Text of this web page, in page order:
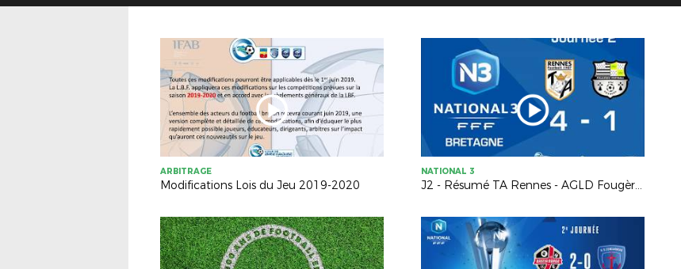
ARBITRAGE
Modifications Lois du Jeu 2019-2020
NATIONAL 3
J2 - Résumé TA Rennes - AGLD Fougères (4-1)